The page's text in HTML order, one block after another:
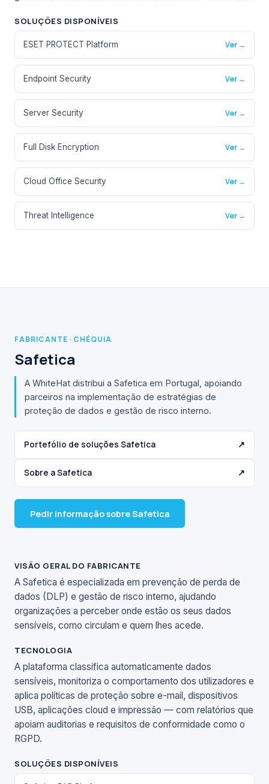
SOLUÇÕES DISPONÍVEIS
ESET PROTECT Platform Ver →
Endpoint Security Ver →
Server Security Ver →
Full Disk Encryption Ver →
Cloud Office Security Ver →
Threat Intelligence Ver →
FABRICANTE · CHÉQUIA
Safetica
A WhiteHat distribui a Safetica em Portugal, apoiando
parceiros na implementação de estratégias de
proteção de dados e gestão de risco interno.
Portefólio de soluções Safetica ↗
Sobre a Safetica ↗
Pedir informação sobre Safetica
VISÃO GERAL DO FABRICANTE
A Safetica é especializada em prevenção de perda de
dados (DLP) e gestão de risco interno, ajudando
organizações a perceber onde estão os seus dados
sensíveis, como circulam e quem lhes acede.
TECNOLOGIA
A plataforma classifica automaticamente dados
sensíveis, monitoriza o comportamento dos utilizadores e
aplica políticas de proteção sobre e-mail, dispositivos
USB, aplicações cloud e impressão — com relatórios que
apoiam auditorias e requisitos de conformidade como o
RGPD.
SOLUÇÕES DISPONÍVEIS